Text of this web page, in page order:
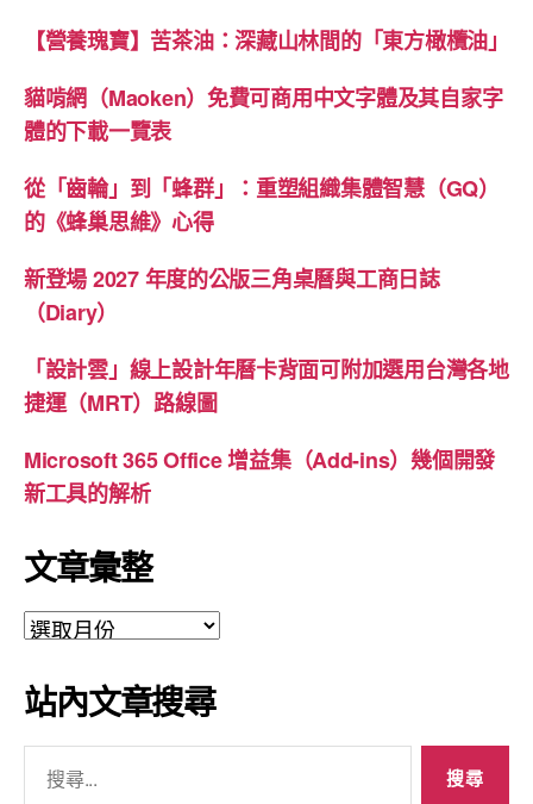
【營養瑰寶】苦茶油：深藏山林間的「東方橄欖油」
貓啃網（Maoken）免費可商用中文字體及其自家字
體的下載一覽表
從「齒輪」到「蜂群」：重塑組織集體智慧（GQ）
的《蜂巢思維》心得
新登場 2027 年度的公版三角桌曆與工商日誌
（Diary）
「設計雲」線上設計年曆卡背面可附加選用台灣各地
捷運（MRT）路線圖
Microsoft 365 Office 增益集（Add-ins）幾個開發
新工具的解析
文章彙整
文
彙
整
站內文章搜尋